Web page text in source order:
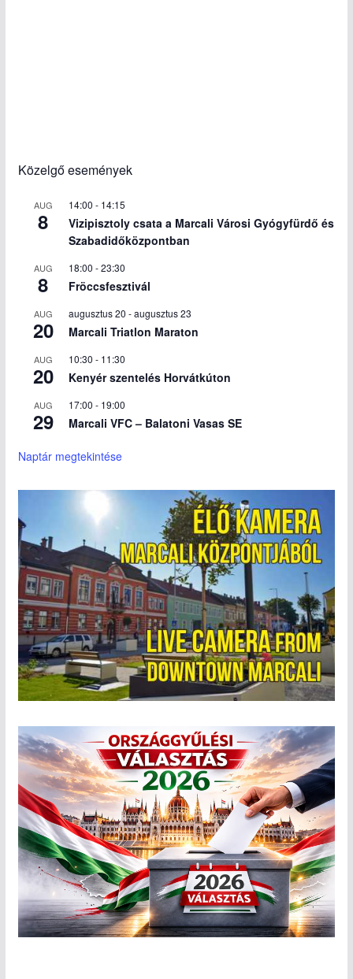
Közelgő események
AUG
8
14:00 - 14:15
Vizipisztoly csata a Marcali Városi Gyógyfürdő és
Szabadidőközpontban
AUG
8
18:00 -23:30
Fröccsfesztivál
AUG
20
augusztus 20 -augusztus 23
Marcali Triatlon Maraton
AUG
20
10:30 - 11:30
Kenyér szentelés Horvátkúton
AUG
29
17:00 - 19:00
Marcali VFC – Balatoni Vasas SE
Naptár megtekintése